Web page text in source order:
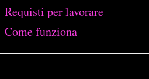
Requisti per lavorare
Come funziona